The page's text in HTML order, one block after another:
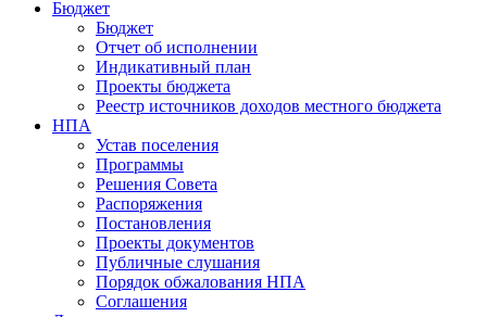
Бюджет
Бюджет
Отчет об исполнении
Индикативный план
Проекты бюджета
Реестр источников доходов местного бюджета
НПА
Устав поселения
Программы
Решения Совета
Распоряжения
Постановления
Проекты документов
Публичные слушания
Порядок обжалования НПА
Соглашения